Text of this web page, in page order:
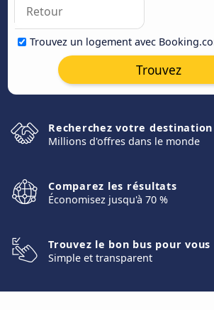
Trouvez un logement avec
Trouvez
Recherchez votre destination
Millions d'offres dans le monde
Comparez les résultats
Économisez jusqu'à 70 %
Trouvez le bon bus pour vous
Simple et transparent